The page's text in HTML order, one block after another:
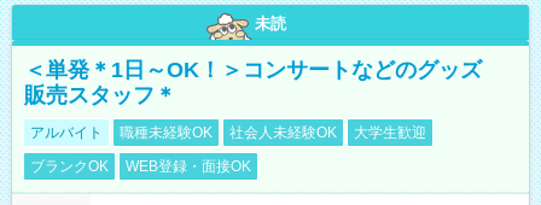
未読
＜単発＊1日～OK！＞コンサートなどのグッズ
販売スタッフ＊
アルバイト 職種未経験OK 社会人未経験OK
大学生歓迎
ブランクOK
WEB登録・面接OK